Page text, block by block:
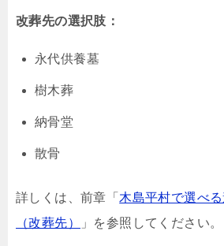
改葬先の選択肢：
永代供養墓
樹木葬
納骨堂
散骨
詳しくは、前章「 木島平村で選べ
（改葬先）
」を参照してください。